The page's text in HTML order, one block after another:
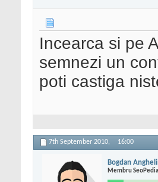
Incearca si pe
semnezi un
poti castiga
7th September 2010, 16:00
Bogdan
Membru SeoPedia